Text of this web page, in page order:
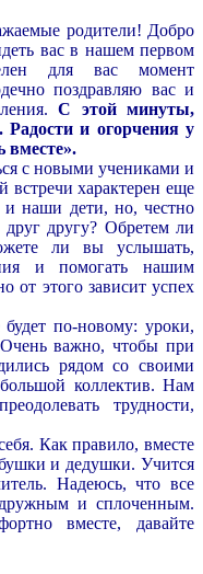
родители! Добро
вас в нашем первом
для вас момент
поздравляю вас и
С этой минуты,
и огорчения у
вместе».
с новыми учениками и
встречи характерен еще
и наши дети, но, честно
другу? Обретем ли
ли вы услышать,
и помогать нашим
от этого зависит успех
по-новому: уроки,
важно, чтобы при
рядом со своими
коллектив. Нам
трудности,
Как правило, вместе
и дедушки. Учится
Надеюсь, что все
и сплоченным.
вместе, давайте